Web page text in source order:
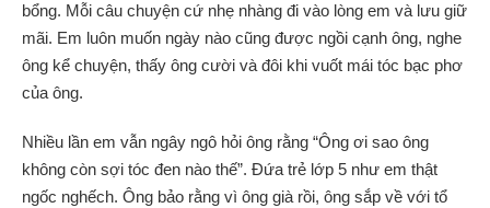
bổng. Mỗi câu chuyện cứ nhẹ nhàng đi vào lòng em và lưu giữ
mãi. Em luôn muốn ngày nào cũng được ngồi cạnh ông, nghe
ông kể chuyện, thấy ông cười và đôi khi vuốt mái tóc bạc phơ
của ông.
Nhiều lần em vẫn ngây ngô hỏi ông rằng “Ông ơi sao ông
không còn sợi tóc đen nào thế”. Đứa trẻ lớp 5 như em thật
ngốc nghếch. Ông bảo rằng vì ông già rồi, ông sắp về với tổ